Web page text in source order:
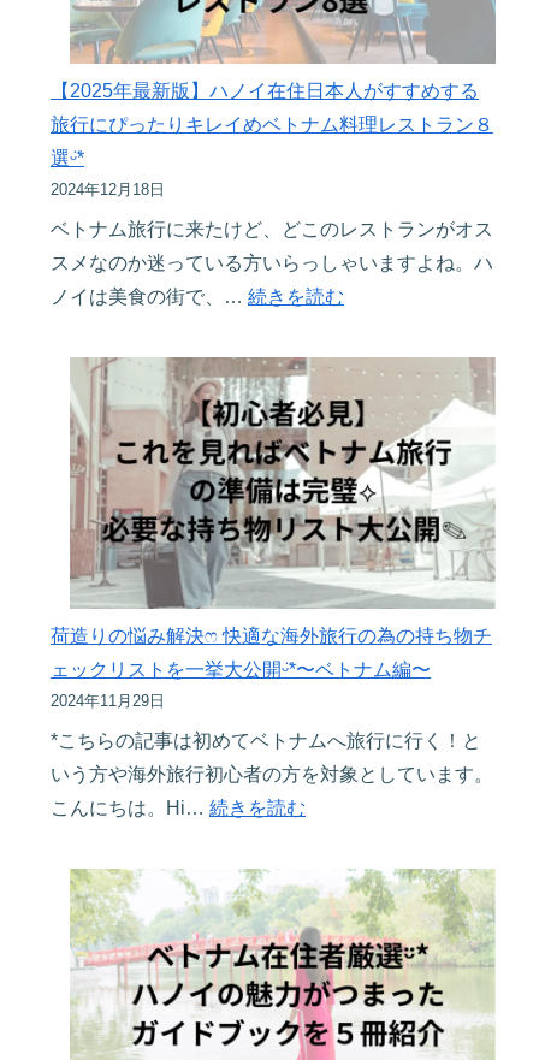
気
ロ
ー
カ
ス
ラ
10
ᵕ̈*
500
円
以
下！?
イ
市
内
絶
対
に
行
く
べ
き
コ
ス
パ
強
ロ
ル
レ
ス
ト
ラ
ン
【2025年最新版】ハノイ在住日本人がすすめする
旅行にぴったりキレイめベトナム料理レストラン８
選ᵕ̈*
2024年12月18日
ベトナム旅行に来たけど、どこのレストランがオス
スメなのか迷っている方いらっしゃいますよね。ハ
ノイは美食の街で、… 続きを読む
年
最
新
版】
ハ
ノ
イ
在
住
日
人
が
め
す
る
旅
行
に
荷造りの悩み解決ෆ 快適な海外旅行の為の持ち物チ
ェックリストを一挙大公開ᵕ̈*〜ベトナム編〜
2024年11月29日
*こちらの記事は初めてベトナムへ旅行に行く！と
いう方や海外旅行初心者の方を対象としています。
こんにちは。Hi… 続きを読む
り
の
悩
み
解